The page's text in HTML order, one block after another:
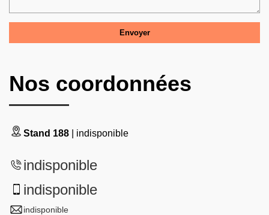
Nos coordonnées
Stand 188 | indisponible
indisponible
indisponible
indisponible